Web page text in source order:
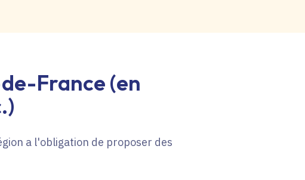
France (en
a l'obligation de proposer des